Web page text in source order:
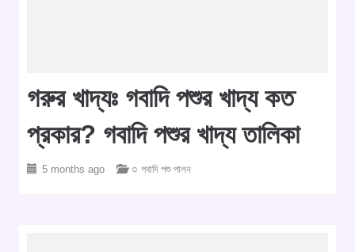
গরুর খাদ্যঃ গবাদি পশুর খাদ্য কত
প্রকার? গবাদি পশুর খাদ্য তালিকা
5 months ago ○ গবাদি পশু পালন